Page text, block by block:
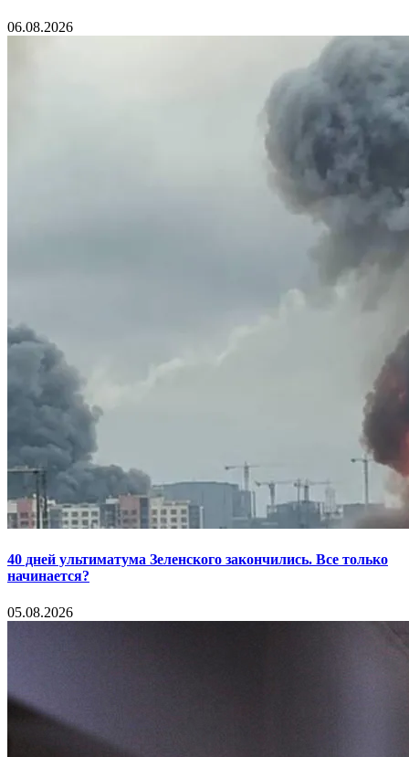
06.08.2026
40 дней ультиматума Зеленского закончились. Все только
начинается?
05.08.2026